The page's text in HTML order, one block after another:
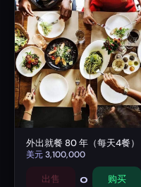
外出就餐 80 年（每天4餐）
美元3,100,000
出售 0 购买